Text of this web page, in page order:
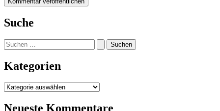
Suche
Suchen
nach:
Kategorien
Kategorien
Neueste Kommentare